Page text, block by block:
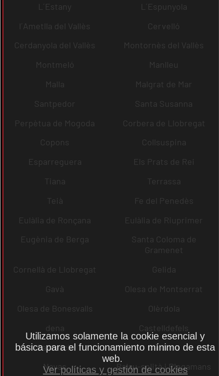
L´Estany
L´Espunyola
l´Ametlla del Vallès
Cervelló
Cerdanyola del Vallès
Montornès del Vallès
Montmeló
Manlleu
Malla
Malgrat de Mar
Santpedor
Santa Susanna
Perpètua de Mogoda
Corbera de Llobregat
Copons
Collsuspina
Esparreguera
Els Prats de Rei
Tiana
Terrassa
Teià
Fe del Penedès
Eulàlia de Ronçana
Eulàlia de Riuprimer
Eugènia de Berga
Santa Coloma de
Gramenet
Cornellà de Llobregat
Gelida
Gavà
Olesa de Montserrat
Olesa de Bonesvalls
Olèrdola
dena
Castelldefels
Castellcir
Cardona
Navas
Palau-solità i Plegamans
Utilizamos solamente la cookie esencial y
básica para el funcionamiento mínimo de esta
web.
Ver políticas y gestión de cookies